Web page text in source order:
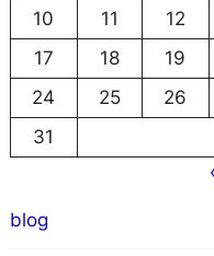
10
11 12
17
18 19
24
25 26
31
blog